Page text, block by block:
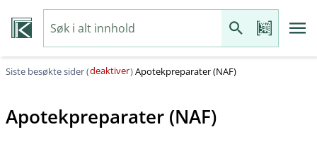
Siste besøkte sider (deaktiver)Apotekpreparater (NAF)
Apotekpreparater (NAF)